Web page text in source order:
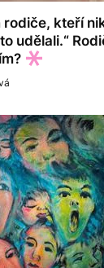
rodiče, kteří
udělali.“